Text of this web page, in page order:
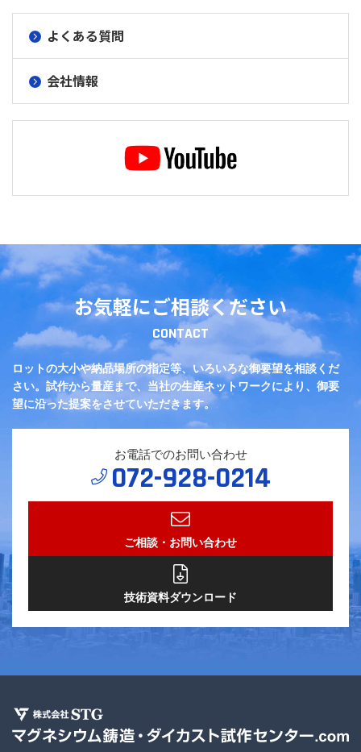
よくある質問
会社情報
お気軽にご相談ください
CONTACT
ロットの大小や納品場所の指定等、いろいろな御要望を相談くだ
さい。 試作から量産まで、当社の生産ネットワークにより、御要
望に沿った提案をさせていただきます。
お電話でのお問い合わせ
072-928-0214
ご相談・お問い合わせ
技術資料ダウンロード